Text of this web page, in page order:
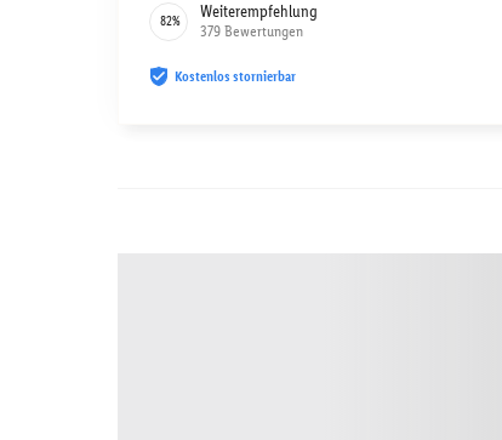
82% Weiterempfehlung
379 Bewertungen
Kostenlos stornierbar